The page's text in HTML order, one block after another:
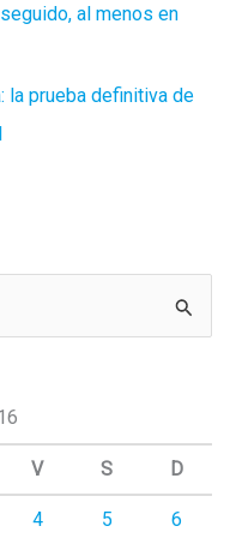
al menos en
la prueba definitiva de
V S D
4 5 6